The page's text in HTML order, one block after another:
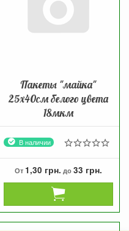
Пакеты "майка"
25х40см белого цвета
18мкм
В наличии
От 1,30 грн. до 33 грн.